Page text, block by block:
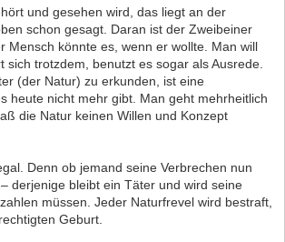
und gesehen wird, das liegt an der
schon gesagt. Daran ist der Zweibeiner
Mensch könnte es, wenn er wollte. Man will
sich trotzdem, benutzt es sogar als Ausrede.
(der Natur) zu erkunden, ist eine
heute nicht mehr gibt. Man geht mehrheitlich
die Natur keinen Willen und Konzept
Denn ob jemand seine Verbrechen nun
derjenige bleibt ein Täter und wird seine
müssen. Jeder Naturfrevel wird bestraft,
Geburt.